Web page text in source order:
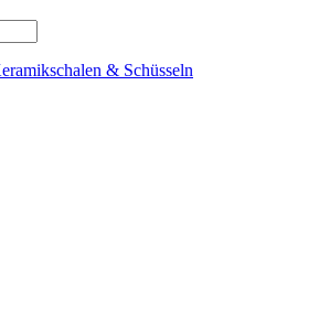
& Schüsseln